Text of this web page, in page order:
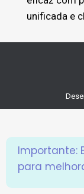
unificada e
Importante:
para